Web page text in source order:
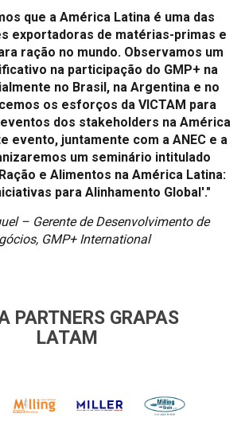
que a América Latina é uma das
exportadoras de matérias-primas e
ração no mundo. Observamos um
na participação do GMP+ na
no Brasil, na Argentina e no
os esforços da VICTAM para
dos stakeholders na América
evento, juntamente com a ANEC e a
um seminário intitulado
e Alimentos na América Latina:
para Alinhamento Global'."
– Gerente de Desenvolvimento de
GMP+ International
PARTNERS GRAPAS
LATAM